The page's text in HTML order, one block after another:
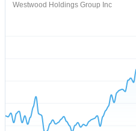
Westwood Holdings Group Inc